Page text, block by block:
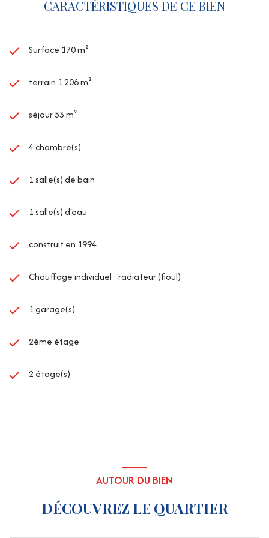
Pour plus d'infos, merci de contacter votre agence GIL IMMO
CARACTÉRISTIQUES DE CE BIEN
Surface 170 m²
terrain 1 206 m²
séjour 53 m²
4 chambre(s)
1 salle(s) de bain
1 salle(s) d'eau
construit en 1994
Chauffage individuel : radiateur (fioul)
1 garage(s)
2ème étage
2 étage(s)
AUTOUR DU BIEN
DÉCOUVREZ LE QUARTIER